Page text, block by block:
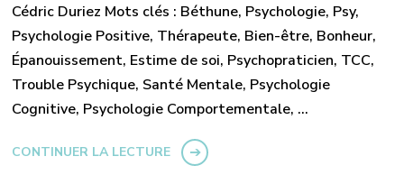
Cédric Duriez Mots clés : Béthune, Psychologie, Psy,
Psychologie Positive, Thérapeute, Bien-être, Bonheur,
Épanouissement, Estime de soi, Psychopraticien, TCC,
Trouble Psychique, Santé Mentale, Psychologie
Cognitive, Psychologie Comportementale, …
CONTINUER LA LECTURE